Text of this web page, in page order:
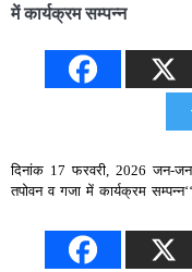
में कार्यक्रम सम्पन्न
दिनांक 17 फरवरी, 2026 जन-
तपोवन व गजा में कार्यक्रम